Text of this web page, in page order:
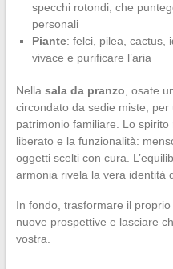
specchi rotondi, che
personali
Piante: felci, pilea, cactus,
vivace e purificare l’aria
Nella sala da pranzo , osate
circondato da sedie miste, per
patrimonio familiare. Lo spirito
liberato e la funzionalità:
oggetti scelti con cura.
armonia rivela la vera identità
In fondo, trasformare il
nuove prospettive e lasciare
vostra.